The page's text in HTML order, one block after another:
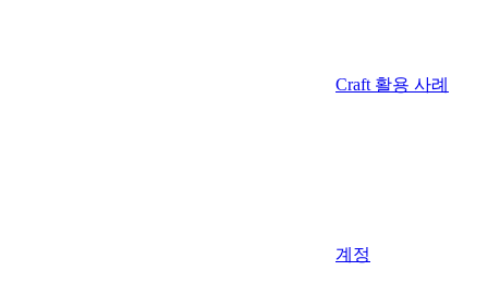
Craft 활용 사례
계정